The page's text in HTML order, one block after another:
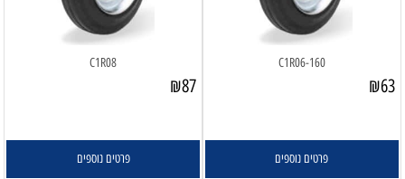
C1R06-160
₪63
פרטים נוספים
C1R08
₪87
פרטים נוספים